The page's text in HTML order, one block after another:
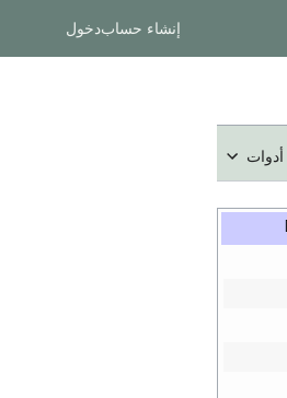
إنشاء حسابدخول
أدوات